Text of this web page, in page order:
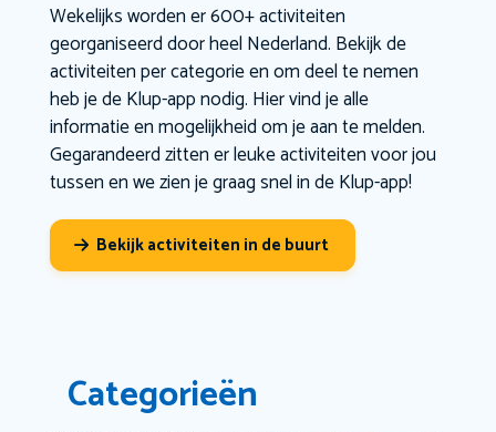
Wekelijks worden er 600+ activiteiten
georganiseerd door heel Nederland. Bekijk de
activiteiten per categorie en om deel te nemen
heb je de Klup-app nodig. Hier vind je alle
informatie en mogelijkheid om je aan te melden.
Gegarandeerd zitten er leuke activiteiten voor jou
tussen en we zien je graag snel in de Klup-app!
Bekijk activiteiten in de buurt
Categorieën